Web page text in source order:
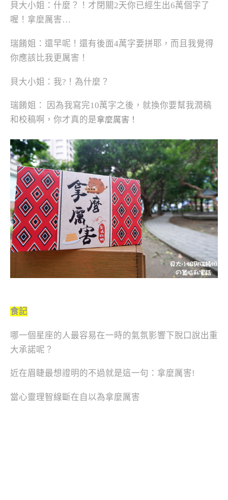
貝大小姐：什麼？！才閉關2天你已經生出6萬個字了
喔！拿麼厲害…
瑞餚姐：還早呢！還有後面4萬字要拼耶，而且我覺得
你應該比我更厲害！
貝大小姐：我?！為什麼？
瑞餚姐：
因為我寫完10萬字之後，就換你要幫我潤稿
和校稿啊，你才真的是拿麼厲害！
食記
哪一個星座的人最容易在一時的氣氛影響下脫口說出重
大承諾呢？
近在眉睫最想證明的不過就是這一句：拿麼厲害!
當心靈理智線斷在自以為拿麼厲害